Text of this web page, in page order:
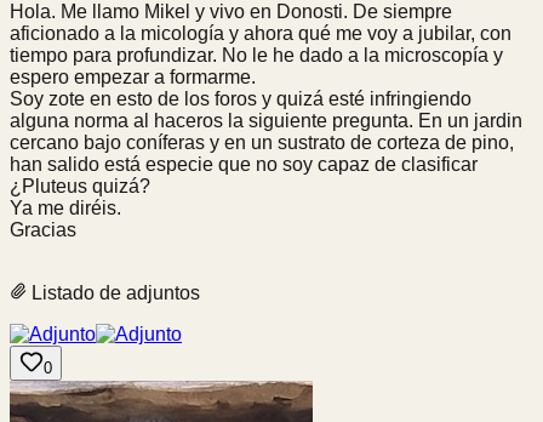
Hola. Me llamo Mikel y vivo en Donosti. De siempre
aficionado a la micología y ahora qué me voy a jubilar, con
tiempo para profundizar. No le he dado a la microscopía y
espero empezar a formarme.
Soy zote en esto de los foros y quizá esté infringiendo
alguna norma al haceros la siguiente pregunta. En un jardin
cercano bajo coníferas y en un sustrato de corteza de pino,
han salido está especie que no soy capaz de clasificar
¿Pluteus quizá?
Ya me diréis.
Gracias
Listado de adjuntos
0